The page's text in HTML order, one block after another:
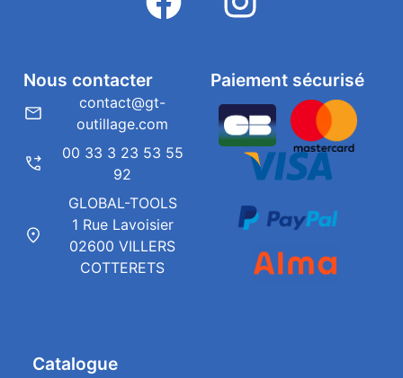
Catalogue
Paiement sécurisé
Nous contacter
contact@gt-
outillage.com
00 33 3 23 53 55
92
GLOBAL-TOOLS
1 Rue Lavoisier
02600 VILLERS
COTTERETS